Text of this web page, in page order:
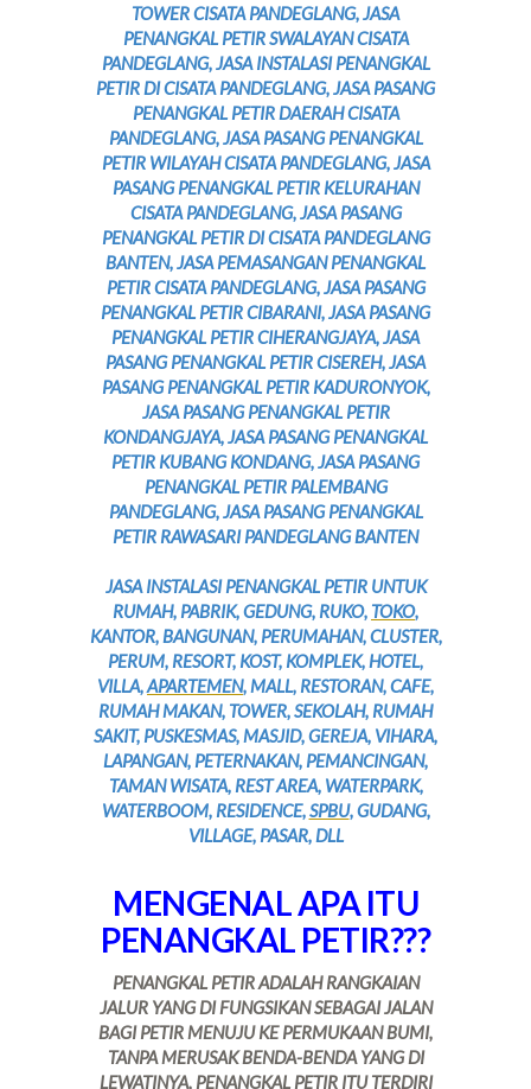
TOWER CISATA PANDEGLANG, JASA
PENANGKAL PETIR SWALAYAN CISATA
PANDEGLANG, JASA INSTALASI PENANGKAL
PETIR DI CISATA PANDEGLANG, JASA PASANG
PENANGKAL PETIR DAERAH CISATA
PANDEGLANG, JASA PASANG PENANGKAL
PETIR WILAYAH CISATA PANDEGLANG, JASA
PASANG PENANGKAL PETIR KELURAHAN
CISATA PANDEGLANG, JASA PASANG
PENANGKAL PETIR DI CISATA PANDEGLANG
BANTEN, JASA PEMASANGAN PENANGKAL
PETIR CISATA PANDEGLANG, JASA PASANG
PENANGKAL PETIR CIBARANI, JASA PASANG
PENANGKAL PETIR CIHERANGJAYA, JASA
PASANG PENANGKAL PETIR CISEREH, JASA
PASANG PENANGKAL PETIR KADURONYOK,
JASA PASANG PENANGKAL PETIR
KONDANGJAYA, JASA PASANG PENANGKAL
PETIR KUBANG KONDANG, JASA PASANG
PENANGKAL PETIR PALEMBANG
PANDEGLANG, JASA PASANG PENANGKAL
PETIR RAWASARI PANDEGLANG BANTEN
JASA INSTALASI PENANGKAL PETIR UNTUK
RUMAH, PABRIK, GEDUNG, RUKO, TOKO,
KANTOR, BANGUNAN, PERUMAHAN, CLUSTER,
PERUM, RESORT, KOST, KOMPLEK, HOTEL,
VILLA,APARTEMEN, MALL, RESTORAN, CAFE,
RUMAH MAKAN, TOWER, SEKOLAH, RUMAH
SAKIT, PUSKESMAS, MASJID, GEREJA, VIHARA,
LAPANGAN, PETERNAKAN, PEMANCINGAN,
TAMAN WISATA, REST AREA, WATERPARK,
WATERBOOM, RESIDENCE,SPBU, GUDANG,
VILLAGE, PASAR, DLL
MENGENAL APA ITU
PENANGKAL PETIR???
PENANGKAL PETIR ADALAH RANGKAIAN
JALUR YANG DI FUNGSIKAN SEBAGAI JALAN
BAGI PETIR MENUJU KE PERMUKAAN BUMI,
TANPA MERUSAK BENDA-BENDA YANG DI
LEWATINYA, PENANGKAL PETIR ITU TERDIRI